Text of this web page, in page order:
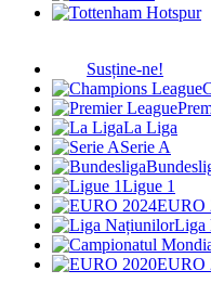
Susține-ne!
La Liga
Serie A
Ligue 1
EURO
Liga
EURO